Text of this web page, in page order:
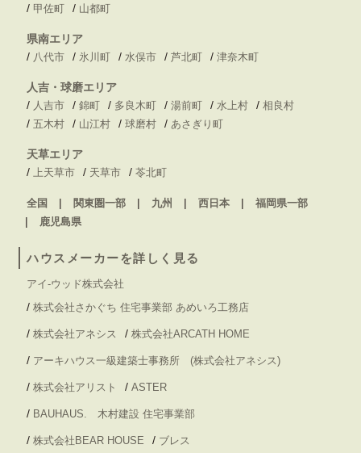
/ 甲佐町 / 山都町
県南エリア
/ 八代市 / 氷川町 / 水俣市 / 芦北町 / 津奈木町
人吉・球磨エリア
/ 人吉市 / 錦町 / 多良木町 / 湯前町 / 水上村 / 相良村
/ 五木村 / 山江村 / 球磨村 / あさぎり町
天草エリア
/
上天草市 / 天草市 / 苓北町
全国 関東圏一部 九州 西日本
福岡県一部
鹿児島県
ハウスメーカーを詳しく見る
アイ-ウッド株式会社
/ 株式会社さかぐち 住宅事業部 あめいろ工務店
/ 株式会社アネシス / 株式会社ARCATH HOME
/ アーキハウス一級建築士事務所 (株式会社アネシス)
/ 株式会社アリスト / ASTER
/ BAUHAUS. 木村建設 住宅事業部
/ 株式会社BEAR HOUSE / ブレス